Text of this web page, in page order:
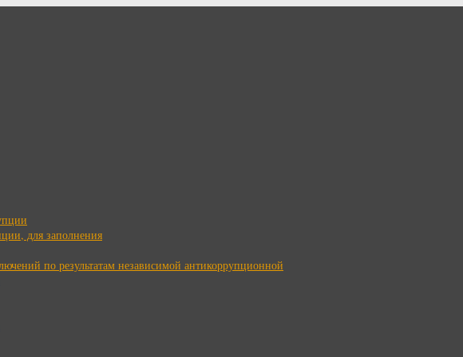
для заполнения
по результатам независимой антикоррупционной